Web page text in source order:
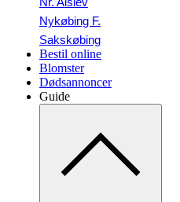
Nykøbing F.
Sakskøbing
Bestil online
Blomster
Dødsannoncer
Guide